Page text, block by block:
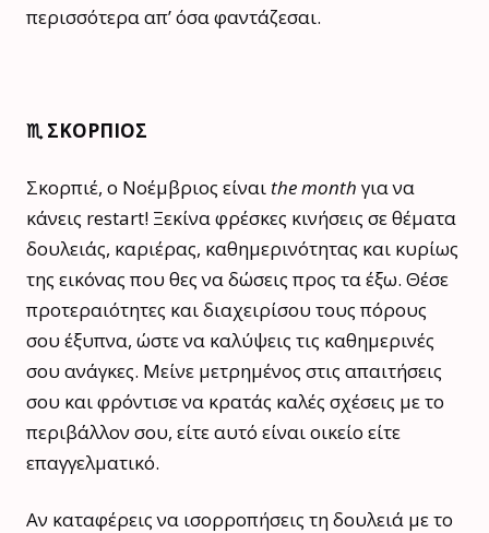
περισσότερα απ’ όσα φαντάζεσαι.
♏️ ΣΚΟΡΠΙΟΣ
Σκορπιέ, ο Νοέμβριος είναι the month για να
κάνεις restart! Ξεκίνα φρέσκες κινήσεις σε θέματα
δουλειάς, καριέρας, καθημερινότητας και κυρίως
της εικόνας που θες να δώσεις προς τα έξω. Θέσε
προτεραιότητες και διαχειρίσου τους πόρους
σου έξυπνα, ώστε να καλύψεις τις καθημερινές
σου ανάγκες. Μείνε μετρημένος στις απαιτήσεις
σου και φρόντισε να κρατάς καλές σχέσεις με το
περιβάλλον σου, είτε αυτό είναι οικείο είτε
επαγγελματικό.
Αν καταφέρεις να ισορροπήσεις τη δουλειά με το